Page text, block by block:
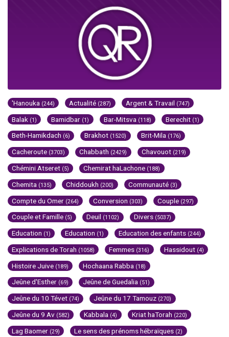
'Hanouka (244) Actualité (287) Argent & Travail (747)
Balak (1) Bamidbar (1) Bar-Mitsva (118) Berechit (1)
Beth-Hamikdach (6) Brakhot (1520) Brit-Mila (176)
Cacheroute (3703) Chabbath (2429) Chavouot (219)
Chémini Atseret (5) Chemirat haLachone (188)
Chemita (135) Chiddoukh (200) Communauté (3)
Compte du Omer (264) Conversion (303) Couple (297)
Couple et Famille (5) Deuil (1102) Divers (5037)
Education (1) Education (1) Education des enfants (244)
Explications de Torah (1058) Femmes (316) Hassidout (4)
Histoire Juive (189) Hochaana Rabba (18)
Jeûne d'Esther (69) Jeûne de Guedalia (51)
Jeûne du 10 Tévet (74) Jeûne du 17 Tamouz (270)
Jeûne du 9 Av (582) Kabbala (4) Kriat haTorah (220)
Lag Baomer (29) Le sens des prénoms hébraïques (2)